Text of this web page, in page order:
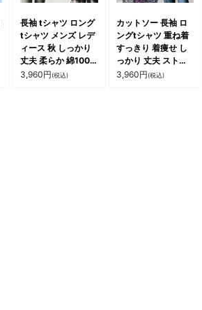
長袖 tシャツ ロング
tシャツ メンズ レデ
ィース 秋 しっかり
丈夫 柔らか 綿100
USAコットン 重ね
3,960円(税込)
カットソー 長袖 ロ
ングtシャツ 重ね着
すっきり 着痩せ し
っかり 丈夫 ストレ
ッチ 柔らかい レデ
3,960円(税込)